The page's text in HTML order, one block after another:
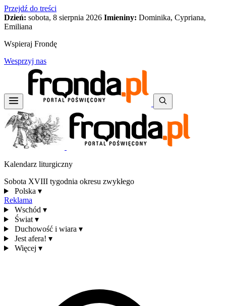
Przejdź do treści
Dzień: sobota, 8 sierpnia 2026 Imieniny: Dominika, Cypriana,
Emiliana
Wspieraj Frondę
Wesprzyj nas
Kalendarz liturgiczny
Sobota XVIII tygodnia okresu zwykłego
Polska ▾
Reklama
Wschód ▾
Świat ▾
Duchowość i wiara ▾
Jest afera! ▾
Więcej ▾